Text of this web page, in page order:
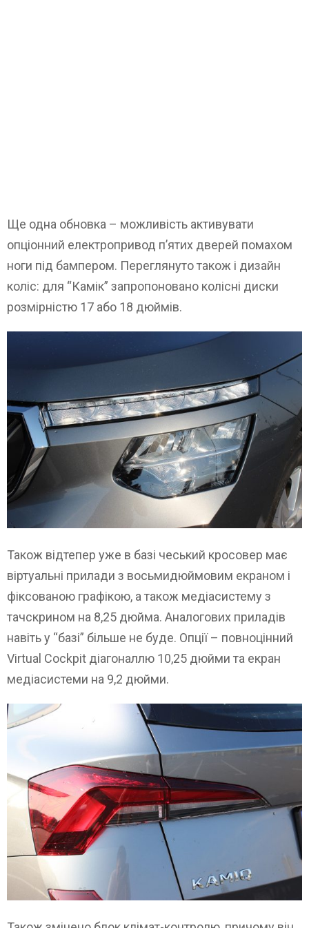
Ще одна обновка – можливість активувати
опціонний електропривод п’ятих дверей помахом
ноги під бампером. Переглянуто також і дизайн
коліс: для “Камік” запропоновано колісні диски
розмірністю 17 або 18 дюймів.
Також відтепер уже в базі чеський кросовер має
віртуальні прилади з восьмидюймовим екраном і
фіксованою графікою, а також медіасистему з
тачскрином на 8,25 дюйма. Аналогових приладів
навіть у “базі” більше не буде. Опції – повноцінний
Virtual Cockpit діагоналлю 10,25 дюйми та екран
медіасистеми на 9,2 дюйми.